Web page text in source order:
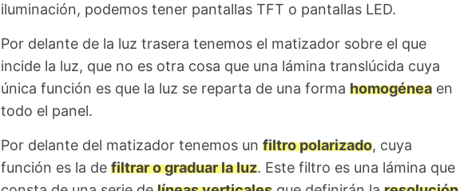
iluminación, podemos tener pantallas TFT o pantallas LED.
Por delante de la luz trasera tenemos el matizador sobre el que
incide la luz, que no es otra cosa que una lámina translúcida cuya
única función es que la luz se reparta de una forma homogéneaen
todo el panel.
Por delante del matizador tenemos un filtro polarizado, cuya
función es la de filtrar o graduar la luz. Este filtro es una lámina que